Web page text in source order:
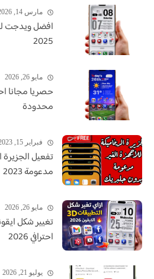
مارس 14, 2026
افضل ويدجت
2025
مايو 26, 2026
حصريا مجانا
محدودة
فبراير 15, 2023
تفعيل الجزيرة
مدعومة 2023
مايو 26, 2026
تغيير شكل
احترافي 2026
يوليو 21, 2026